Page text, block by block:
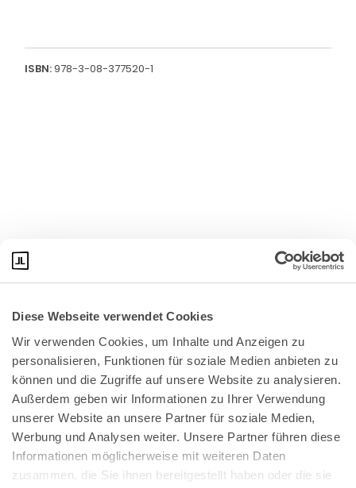
Diese Webseite verwendet Cookies
Wir verwenden Cookies, um Inhalte und Anzeigen zu
personalisieren, Funktionen für soziale Medien anbieten zu
können und die Zugriffe auf unsere Website zu analysieren.
Außerdem geben wir Informationen zu Ihrer Verwendung
unserer Website an unsere Partner für soziale Medien,
Werbung und Analysen weiter. Unsere Partner führen diese
Informationen möglicherweise mit weiteren Daten
zusammen, die Sie ihnen bereitgestellt haben oder die sie
ISBN:978-3-08-377520-1
Bundeskanzlerplatz 2
53113 Bonn
Pressemitteilungen|AGB